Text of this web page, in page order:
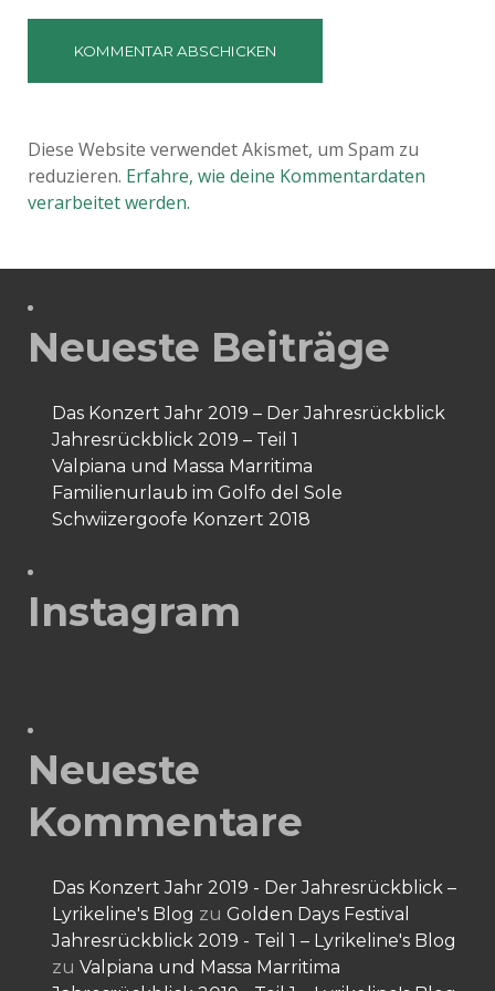
Diese Website verwendet Akismet, um Spam zu
reduzieren. Erfahre, wie deine Kommentardaten
verarbeitet werden.
Neueste Beiträge
Das Konzert Jahr 2019 – Der Jahresrückblick
Jahresrückblick 2019 – Teil 1
Valpiana und Massa Marritima
Familienurlaub im Golfo del Sole
Schwiizergoofe Konzert 2018
Instagram
Neueste
Kommentare
Das Konzert Jahr 2019 - Der Jahresrückblick –
Lyrikeline's Blog zu Golden Days Festival
Jahresrückblick 2019 - Teil 1 – Lyrikeline's Blog
zu Valpiana und Massa Marritima